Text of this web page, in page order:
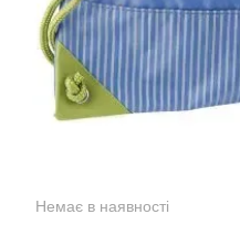
Немає в наявності